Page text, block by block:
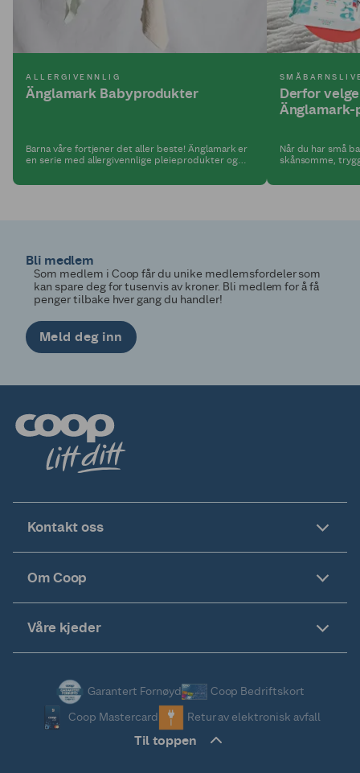
ALLERGIVENNLIG
Änglamark Babyprodukter
Barna våre fortjener det aller beste! Änglamark er
en serie med allergivennlige pleieprodukter og
som forelder kan ha én bekymring mindre.
Derfor
Når du har små
skånsomme,
Bli medlem
Som medlem i Coop får du unike medlemsfordeler som
kan spare deg for tusenvis av kroner. Bli medlem for å få
penger tilbake hver gang du handler!
Meld deg inn
Kontakt oss
Om Coop
Våre kjeder
Garantert Fornøyd
Coop Bedriftskort
Coop Mastercard
Retur av elektronisk avfall
Til toppen